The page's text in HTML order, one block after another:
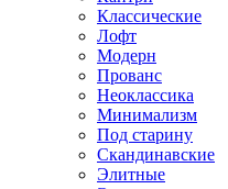
Классические
Лофт
Модерн
Прованс
Неоклассика
Минимализм
Под старину
Скандинавские
Элитные